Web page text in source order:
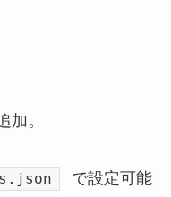
加。
で設定可能